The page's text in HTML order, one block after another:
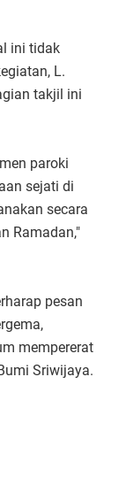
ini tidak
L.
takjil ini
paroki
sejati di
secara
Ramadan,"
pesan
mempererat
Sriwijaya.